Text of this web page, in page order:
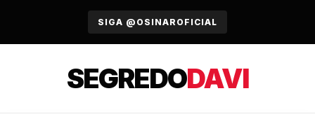
SIGA @OSINAROFICIAL
SEGREDODAVI